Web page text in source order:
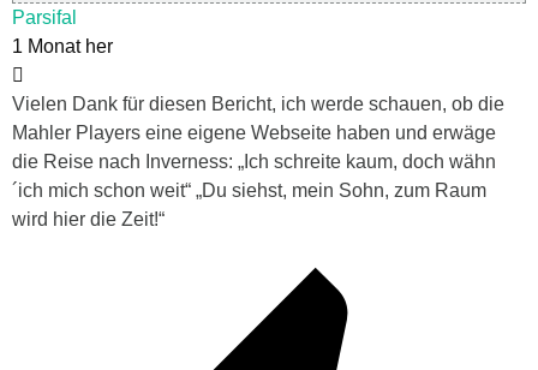
Parsifal
1 Monat her
Vielen Dank für diesen Bericht, ich werde schauen, ob die
Mahler Players eine eigene Webseite haben und erwäge
die Reise nach Inverness: „Ich schreite kaum, doch wähn
´ich mich schon weit“ „Du siehst, mein Sohn, zum Raum
wird hier die Zeit!“